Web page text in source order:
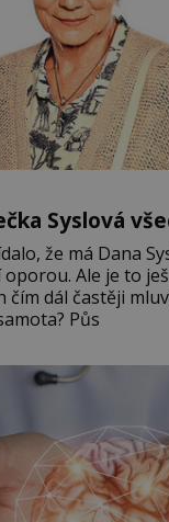
Syslová
že má Dana
Ale je to
čím dál častěji
Půs